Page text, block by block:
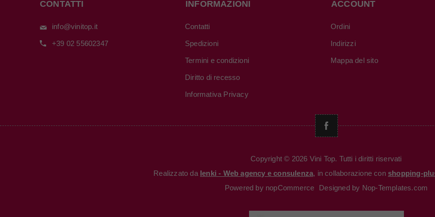
CONTATTI
info@vinitop.it
+39 02 55602347
INFORMAZIONI
Contatti
Spedizioni
Termini e condizioni
Diritto di recesso
Informativa Privacy
ACCOUNT
Ordini
Indirizzi
Mappa del sito
Copyright © 2026 Vini Top. Tutti i diritti riservati
Realizzato da Ienki - Web agency e consulenza, in collaborazione con shopping-
Powered by nopCommerce Designed by Nop-Templates.com